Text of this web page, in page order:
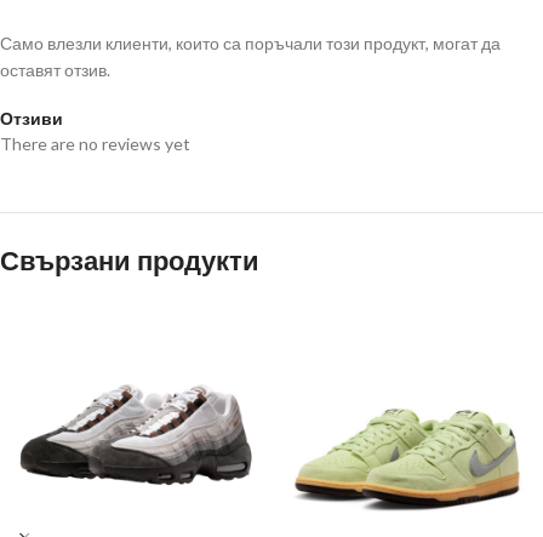
Отзиви
There are no reviews yet
Само влезли клиенти, които са поръчали този продукт, могат да
оставят отзив.
Свързани продукти